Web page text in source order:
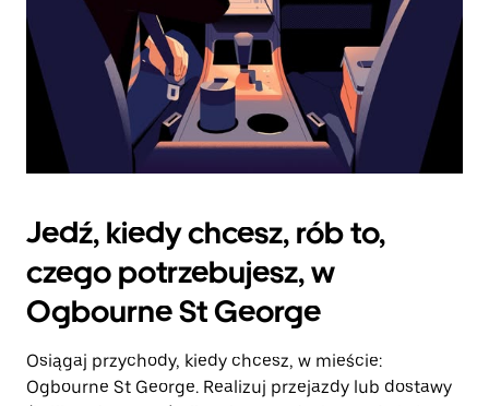
Jedź, kiedy chcesz, rób to,
czego potrzebujesz, w
Ogbourne St George
Osiągaj przychody, kiedy chcesz, w mieście:
Ogbourne St George. Realizuj przejazdy lub dostawy